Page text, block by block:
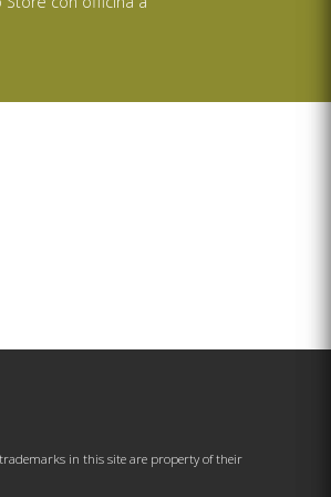
in this site are property of their